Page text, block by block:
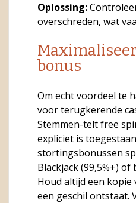
Oplossing:
overschreden, wat
bonus
Om echt voordeel te
voor terugkerende
Stemmen-telt free
expliciet is
stortingsbonussen
Blackjack (99,5%+)
Houd altijd een
een geschil ontstaat.